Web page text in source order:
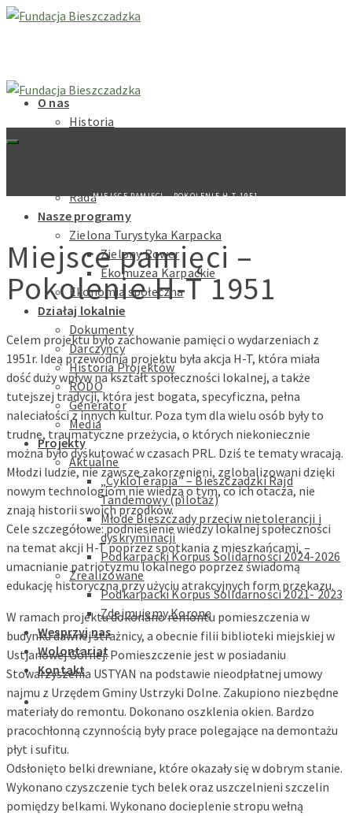
O nas
Historia
Rada
Nasze programy
Zielona Turystyka Karpacka
Zielony Rower
Ekomuzea Karpackie
Ekonomia społeczna
Działaj lokalnie
Dokumenty
Darczyńcy
Historia Projektów
RODO
Generator
Media
Projekty
Aktualne
„CykloTerapia” – Bieszczadzki Rajd
Tandemowy (pilotaż)
Młode Bieszczady przeciw nietolerancji i
dyskryminacji
Podkarpacki Korpus Solidarności 2024-2026
Zrealizowane
Podkarpacki Korpus Solidarności 2021- 2023
Zdejmujemy Koronę
Wesprzyj nas
Wolontariat
Kontakt
MIEJSCE PAMIĘCI – POKOLENIE H-T 1951
Miejsce pamięci –
Pokolenie H-T 1951
Celem projektu było zachowanie pamięci o wydarzeniach z
1951r. Ideą przewodnią projektu była akcja H-T, która miała
dość duży wpływ na kształt społeczności lokalnej, a także
tutejszej tradycji, która jest bogata, specyficzna, pełna
naleciałości z innych kultur. Poza tym dla wielu osób były to
trudne, traumatyczne przeżycia, o których niekoniecznie
można było dyskutować w czasach PRL. Dziś te tematy wracają.
Młodzi ludzie, nie zawsze zakorzenieni, zglobalizowani dzięki
nowym technologiom nie wiedzą o tym, co ich otacza, nie
znają historii swoich przodków.
Cele szczegółowe: podniesienie wiedzy lokalnej społeczności
na temat akcji H-T poprzez spotkania z mieszkańcami, –
umacnianie patriotyzmu lokalnego poprzez świadomą
edukację historyczną przy użyciu atrakcyjnych form przekazu.
W ramach projektu dokonano remontu pomieszczenia w
budynku dawnej strażnicy, a obecnie filii biblioteki miejskiej w
Ustjanowej Górnej. Pomieszczenie jest w posiadaniu
Stowarzyszenia USTYAN na podstawie nieodpłatnej umowy
najmu z Urzędem Gminy Ustrzyki Dolne. Zakupiono niezbędne
materiały do remontu. Dokonano oszklenia okien. Bardzo
pracochłonną czynnością były prace polegające na demontażu
płyt i sufitu.
Odsłonięto belki drewniane, które okazały się w dobrym stanie.
Wykonano czyszczenie tych belek oraz uszczelnieni szczelin
pomiędzy belkami. Wykonano docieplenie stropu wełną